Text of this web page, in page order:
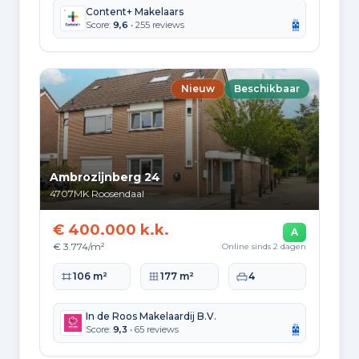
1950 tot 1970 6.408
1970 tot 1980 6.199
1980 tot 1990 5.093
1990 tot 2000 4.282
2000 tot 2010 1.579
2010 tot 2020 566
581
Energie en duurzaamheid
Content+ Makelaars
Score: 9,6 • 255 reviews
Nieuw Beschikbaar
Ambrozijnberg 24
4707MK Roosendaal
€ 400.000 k.k.
€ 3.774/m²
A
Online sinds 2 dagen
Woonoppervlakte
106 m² Perceeloppervlakte
177 m² Slaapkamers
4
In de Roos Makelaardij B.V.
Score: 9,3 • 65 reviews